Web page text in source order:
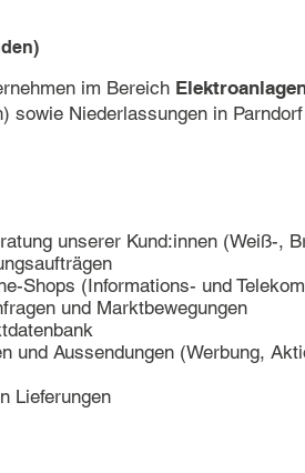
im Bereich
sowie Niederlassungen in
unserer Kund:innen (Weiß-,
Shops (Informations- und
und Marktbewegungen
und Aussendungen (Werbung,
Lieferungen